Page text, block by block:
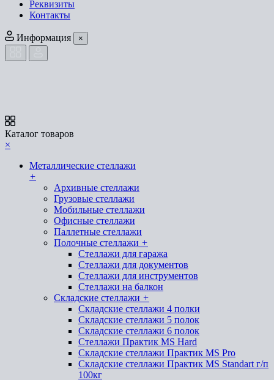
Реквизиты
Контакты
Информация ×
Каталог товаров
×
Металлические стеллажи
+
Архивные стеллажи
Грузовые стеллажи
Мобильные стеллажи
Офисные стеллажи
Паллетные стеллажи
Полочные стеллажи +
Стеллажи для гаража
Стеллажи для документов
Стеллажи для инструментов
Стеллажи на балкон
Складские стеллажи +
Складские стеллажи 4 полки
Складские стеллажи 5 полок
Складские стеллажи 6 полок
Стеллажи Практик MS Hard
Складские стеллажи Практик MS Pro
Складские стеллажи Практик MS Standart г/п
100кг